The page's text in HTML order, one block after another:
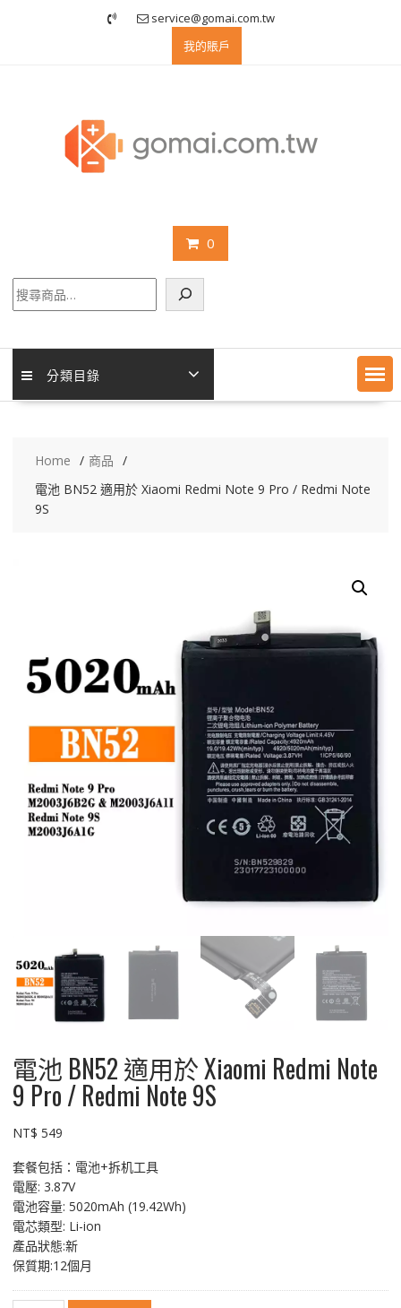
service@gomai.com.tw
我的賬戶
0
尋
分類目錄
Home
商品
電池 BN52 適用於 Xiaomi Redmi Note 9 Pro / Redmi Note
9S
電池 BN52 適用於 Xiaomi Redmi Note
9 Pro / Redmi Note 9S
NT$ 549
套餐包括：電池+拆机工具
電壓: 3.87V
電池容量: 5020mAh (19.42Wh)
電芯類型: Li-ion
產品狀態:新
保質期:12個月